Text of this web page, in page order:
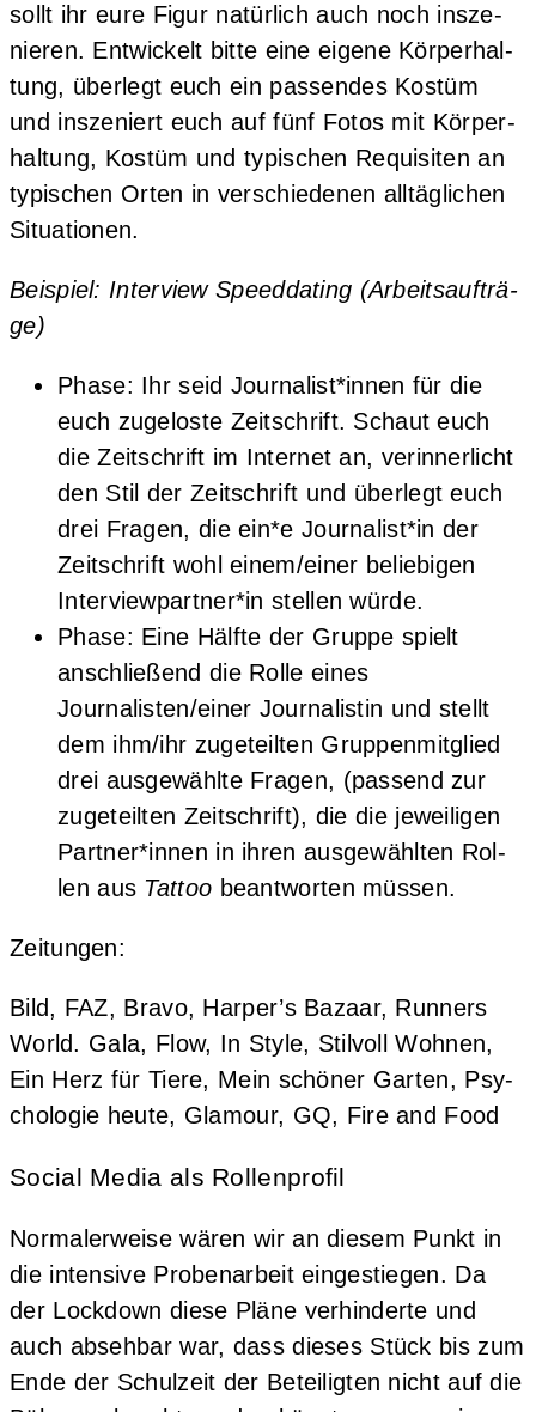
sollt ihr eure Figur natür­lich auch noch insze­
nie­ren. Ent­wi­ckelt bit­te eine eige­ne Kör­per­hal­
tung, über­legt euch ein pas­sen­des Kos­tüm
und insze­niert euch auf fünf Fotos mit Kör­per­
hal­tung, Kos­tüm und typi­schen Requi­si­ten an
typi­schen Orten in ver­schie­de­nen all­täg­li­chen
Situationen.
Bei­spiel: Inter­view Speed­da­ting (Arbeits­auf­trä­
ge)
Pha­se: Ihr seid Journalist*innen für die
euch zuge­los­te Zeit­schrift. Schaut euch
die Zeit­schrift im Inter­net an, ver­in­ner­licht
den Stil der Zeit­schrift und über­legt euch
drei Fra­gen, die ein*e Journalist*in der
Zeit­schrift wohl einem/einer belie­bi­gen
Interviewpartner*in stel­len würde.
Pha­se: Eine Hälf­te der Grup­pe spielt
anschlie­ßend die Rol­le eines
Journalisten/einer Jour­na­lis­tin und stellt
dem ihm/ihr zuge­teil­ten Grup­pen­mit­glied
drei aus­ge­wähl­te Fra­gen, (pas­send zur
zuge­teil­ten Zeit­schrift), die die jewei­li­gen
Partner*innen in ihren aus­ge­wähl­ten Rol­
len aus Tat­too beant­wor­ten müssen.
Zei­tun­gen:
Bild, FAZ, Bra­vo, Harper’s Bazaar, Run­ners
World. Gala, Flow, In Style, Stil­voll Woh­nen,
Ein Herz für Tie­re, Mein schö­ner Gar­ten, Psy­
cho­lo­gie heu­te, Gla­mour, GQ, Fire and Food
Social Media als Rollenprofil
Nor­ma­ler­wei­se wären wir an die­sem Punkt in
die inten­si­ve Pro­ben­ar­beit ein­ge­stie­gen. Da
der Lock­down die­se Plä­ne ver­hin­der­te und
auch abseh­bar war, dass die­ses Stück bis zum
Ende der Schul­zeit der Betei­lig­ten nicht auf die